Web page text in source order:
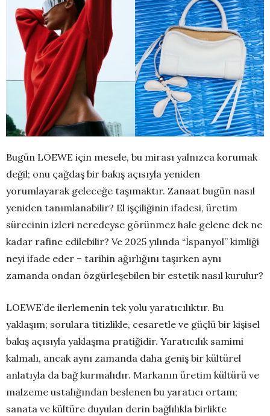
Bugün LOEWE için mesele, bu mirası yalnızca korumak
değil; onu çağdaş bir bakış açısıyla yeniden
yorumlayarak geleceğe taşımaktır. Zanaat bugün nasıl
yeniden tanımlanabilir? El işçiliğinin ifadesi, üretim
sürecinin izleri neredeyse görünmez hale gelene dek ne
kadar rafine edilebilir? Ve 2025 yılında “İspanyol” kimliği
neyi ifade eder – tarihin ağırlığını taşırken aynı
zamanda ondan özgürleşebilen bir estetik nasıl kurulur?
LOEWE’de ilerlemenin tek yolu yaratıcılıktır. Bu
yaklaşım; sorulara titizlikle, cesaretle ve güçlü bir kişisel
bakış açısıyla yaklaşma pratiğidir. Yaratıcılık samimi
kalmalı, ancak aynı zamanda daha geniş bir kültürel
anlatıyla da bağ kurmalıdır. Markanın üretim kültürü ve
malzeme ustalığından beslenen bu yaratıcı ortam;
sanata ve kültüre duyulan derin bağlılıkla birlikte